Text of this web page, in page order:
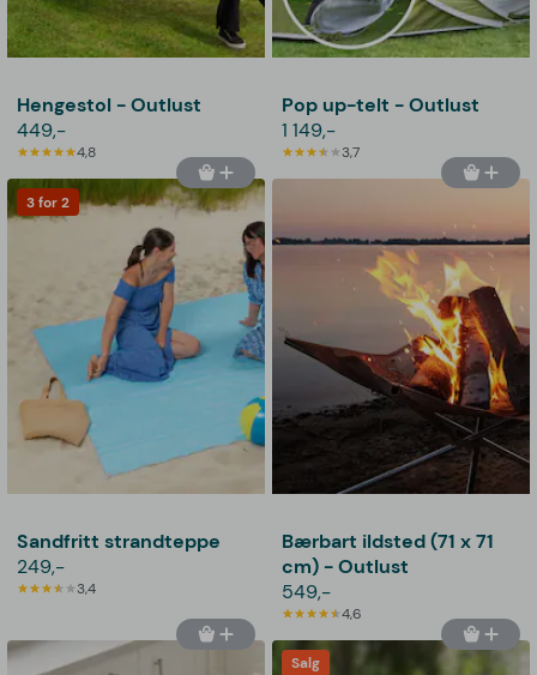
Hengestol - Outlust
449,-
4,8
Pop up-telt - Outlust
1 149,-
3,7
3 for 2
Sandfritt strandteppe
249,-
3,4
Bærbart ildsted (71 x 71
cm) - Outlust
549,-
4,6
Salg